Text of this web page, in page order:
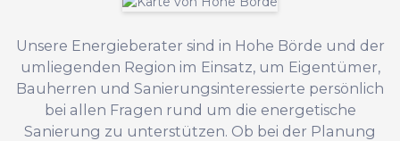
Unsere Energieberater sind in Hohe Börde und der
umliegenden Region im Einsatz, um Eigentümer,
Bauherren und Sanierungsinteressierte persönlich
bei allen Fragen rund um die energetische
Sanierung zu unterstützen. Ob bei der Planung